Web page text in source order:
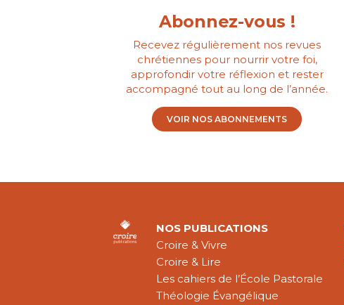
Abonnez-vous !
Recevez régulièrement nos revues
chrétiennes pour nourrir votre foi,
approfondir votre réflexion et rester
accompagné tout au long de l’année.
VOIR NOS ABONNEMENTS
NOS PUBLICATIONS
Croire & Vivre
Croire & Lire
Les cahiers de l’École Pastorale
Théologie Évangélique